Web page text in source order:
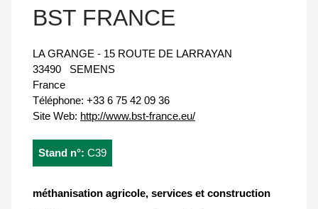
BST FRANCE
LA GRANGE - 15 ROUTE DE LARRAYAN
33490
SEMENS
France
Téléphone: +33 6 75 42 09 36
Site Web: http://www.bst-france.eu/
Stand n°: C39
méthanisation agricole, services et construction